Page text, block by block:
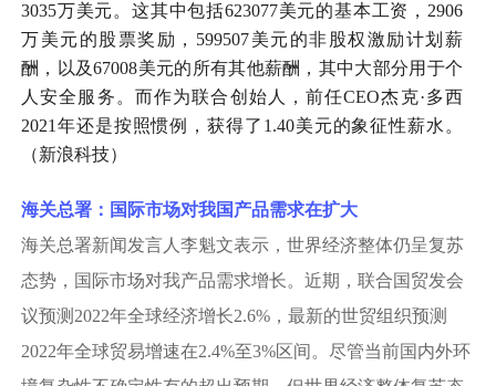
3035万美元。这其中包括623077美元的基本工资，2906
万美元的股票奖励，599507美元的非股权激励计划薪
酬，以及67008美元的所有其他薪酬，其中大部分用于个
人安全服务。而作为联合创始人，前任CEO杰克·多西
2021年还是按照惯例，获得了1.40美元的象征性薪水。
（新浪科技）
海关总署：国际市场对我国产品需求在扩大
海关总署新闻发言人李魁文表示，世界经济整体仍呈复苏
态势，国际市场对我产品需求增长。近期，联合国贸发会
议预测 2022年全球经济增长2.6%，最新的世贸组织预测
2022年全球贸易增速在2.4%至3%区间。尽管当前国内外环